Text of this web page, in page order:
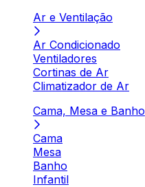
Ar e Ventilação
Ar Condicionado
Ventiladores
Cortinas de Ar
Climatizador de Ar
Cama, Mesa e Banho
Cama
Mesa
Banho
Infantil